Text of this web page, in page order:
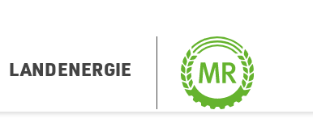
LANDENERGIE